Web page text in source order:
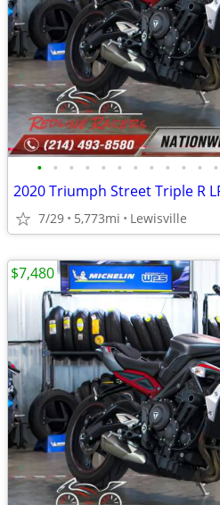
• • • • • • • • • • • •
2020 Triumph Street Triple R
7/29 5,773mi Lewisville
$7,480